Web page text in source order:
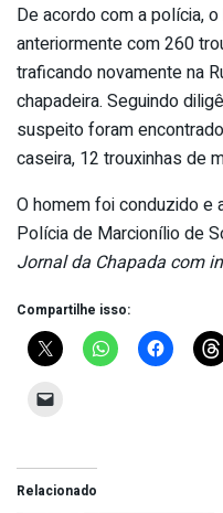
De acordo com a polícia,
anteriormente com 260
traficando novamente na
chapadeira. Seguindo
suspeito foram
caseira, 12 trouxinhas de
O homem foi conduzido e
Polícia de Marcionílio de
Jornal da Chapada com
Compartilhe isso:
Relacionado